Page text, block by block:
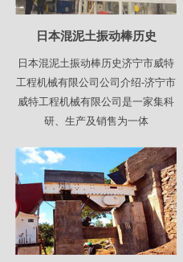
日本混泥土振动棒历史
日本混泥土振动棒历史济宁市威特
工程机械有限公司公司介绍-济宁市
威特工程机械有限公司是一家集科
研、生产及销售为一体